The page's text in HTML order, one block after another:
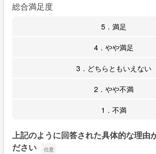
総合満足度
5．満足
4．やや満足
3．どちらともいえない
2．やや不満
1．不満
上記のように回答された具体的な理由
ださい